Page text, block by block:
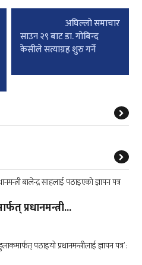
अघिल्लाे समाचार
साउन २९ बाट डा. गोबिन्द
केसीले सत्याग्रह शुरु गर्ने
प्रधानमन्त्री...